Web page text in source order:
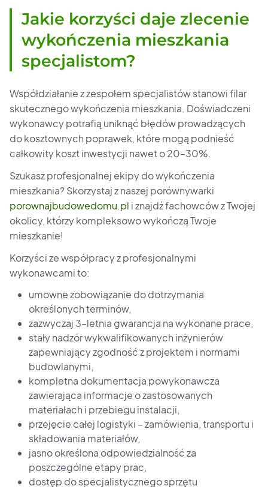
Jakie korzyści daje zlecenie
wykończenia mieszkania
specjalistom?
Współdziałanie z zespołem specjalistów stanowi filar
skutecznego wykończenia mieszkania. Doświadczeni
wykonawcy potrafią uniknąć błędów prowadzących
do kosztownych poprawek, które mogą podnieść
całkowity koszt inwestycji nawet o 20–30%.
Szukasz profesjonalnej ekipy do wykończenia
mieszkania? Skorzystaj z naszej porównywarki
porownajbudowedomu.pl i znajdź fachowców z Twojej
okolicy, którzy kompleksowo wykończą Twoje
mieszkanie!
Korzyści ze współpracy z profesjonalnymi
wykonawcami to:
umowne zobowiązanie do dotrzymania
określonych terminów,
zazwyczaj 3–letnia gwarancja na wykonane prace,
stały nadzór wykwalifikowanych inżynierów
zapewniający zgodność z projektem i normami
budowlanymi,
kompletna dokumentacja powykonawcza
zawierająca informacje o zastosowanych
materiałach i przebiegu instalacji,
przejęcie całej logistyki – zamówienia, transportu i
składowania materiałów,
jasno określona odpowiedzialność za
poszczególne etapy prac,
dostęp do specjalistycznego sprzętu